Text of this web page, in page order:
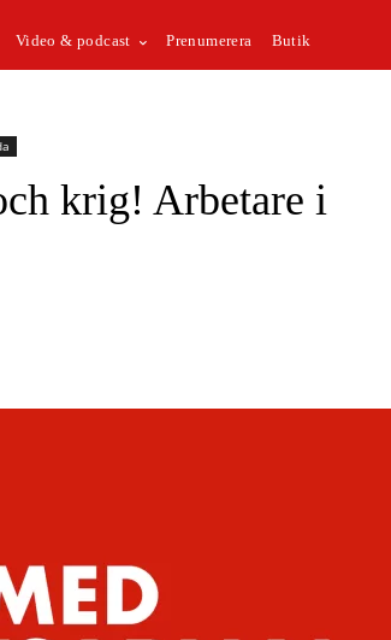
Video & podcast Prenumerera Butik
krig! Arbetare i